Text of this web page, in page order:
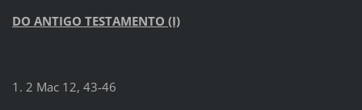
DO ANTIGO TESTAMENTO (I)
1. 2 Mac 12, 43-46